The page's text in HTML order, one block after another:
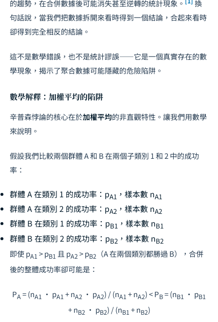
的趨勢，在合併數據後可能消失甚至逆轉的統計現象。
換
句話說，當我們把數據拆開來看時得到一個結論，合起來看時
卻得到完全相反的結論。
這不是數學錯誤，也不是統計謬誤——它是一個真實存在的數
學現象，揭示了聚合數據可能隱藏的危險陷阱。
數學解釋：加權平均的陷阱
辛普森悖論的核心在於加權平均的非直觀特性。讓我們用數學
來說明。
假設我們比較兩個群體 A 和 B 在兩個子類別 1 和 2 中的成功
率：
群體 A 在類別 1 的成功率： pA1 ，樣本數 nA1
群體 A 在類別 2 的成功率： pA2 ，樣本數 nA2
群體 B 在類別 1 的成功率： pB1 ，樣本數 nB1
群體 B 在類別 2 的成功率： pB2 ，樣本數 nB2
即使pA1 > pB1 且 pA2 > pB2 （A 在兩個類別都勝過 B），合併
後的整體成功率卻可能是：
PA = (nA1 · pA1 + nA2 · pA2) / (nA1 + nA2) < PB= (nB1 · pB1
+ nB2 · pB2) / (nB1 + nB2)